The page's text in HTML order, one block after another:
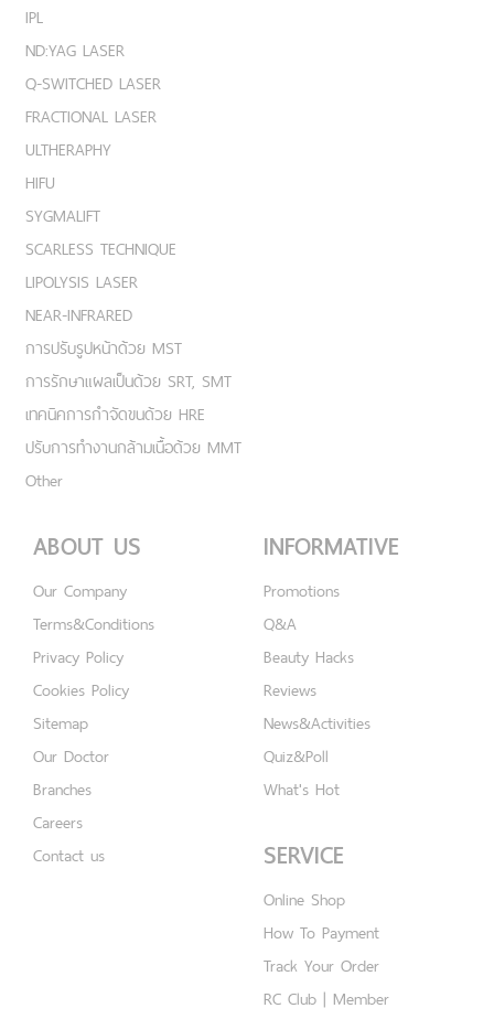
IPL
ND:YAG LASER
Q-SWITCHED LASER
FRACTIONAL LASER
ULTHERAPHY
HIFU
SYGMALIFT
SCARLESS TECHNIQUE
LIPOLYSIS LASER
NEAR-INFRARED
การปรับรูปหน้าด้วย MST
การรักษาแผลเป็นด้วย SRT, SMT
เทคนิคการกำจัดขนด้วย HRE
ปรับการทำงานกล้ามเนื้อด้วย MMT
Other
ABOUT US
Our Company
Terms&Conditions
Privacy Policy
Cookies Policy
Sitemap
Our Doctor
Branches
Careers
Contact us
INFORMATIVE
Promotions
Q&A
Beauty Hacks
Reviews
News&Activities
Quiz&Poll
What's Hot
SERVICE
Online Shop
How To Payment
Track Your Order
RC Club | Member